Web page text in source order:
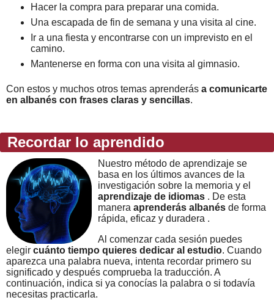
Hacer la compra para preparar una comida.
Una escapada de fin de semana y una visita al cine.
Ir a una fiesta y encontrarse con un imprevisto en el
camino.
Mantenerse en forma con una visita al gimnasio.
Con estos y muchos otros temas aprenderás a comunicarte
en albanés con frases claras y sencillas.
Recordar lo aprendido
Nuestro método de aprendizaje se
basa en los últimos avances de la
investigación sobre la memoria y el
aprendizaje de idiomas . De esta
manera aprenderás albanés de forma
rápida, eficaz y duradera .
Al comenzar cada sesión puedes
elegir cuánto tiempo quieres dedicar al estudio. Cuando
aparezca una palabra nueva, intenta recordar primero su
significado y después comprueba la traducción. A
continuación, indica si ya conocías la palabra o si todavía
necesitas practicarla.